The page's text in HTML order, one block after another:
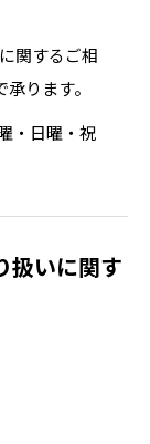
関するご相
ります。
・日曜・祝
扱いに関す